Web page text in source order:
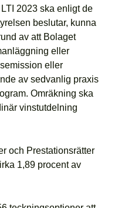
2023 ska enligt de
beslutar, kunna
av att Bolaget
eller
eller
av sedvanlig praxis
Omräkning ska
vinstutdelning
och Prestationsrätter
1,89 procent av